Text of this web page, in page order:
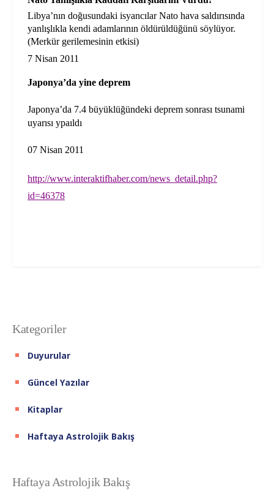
Libya’nın doğusundaki isyancılar Nato hava saldırısında
yanlışlıkla kendi adamlarının öldürüldüğünü söylüyor.
(Merkür gerilemesinin etkisi)
7 Nisan 2011
Japonya’da yine deprem
Japonya’da 7.4 büyüklüğündeki deprem sonrası tsunami
uyarısı ypaıldı
07 Nisan 2011
http://www.interaktifhaber.com/news_detail.php?
id=46378
Kategoriler
Duyurular
Güncel Yazılar
Kitaplar
Haftaya Astrolojik Bakış
Haftaya Astrolojik Bakış